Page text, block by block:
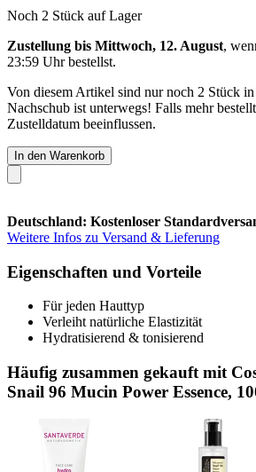
Noch 2 Stück auf Lager
Zustellung bis Mittwoch, 12. August,
23:59 Uhrbestellst.
Von diesem Artikel sind nur noch 2 Stück in
Nachschub ist unterwegs! Falls mehr
Zustelldatum beeinflussen.
In den Warenkorb
Deutschland: Kostenloser
Weitere Infos zu Versand & Lieferung
Eigenschaften und Vorteile
Für jeden Hauttyp
Verleiht natürliche Elastizität
Hydratisierend & tonisierend
Häufig zusammen gekauft mit
Snail 96 Mucin Power Essence,